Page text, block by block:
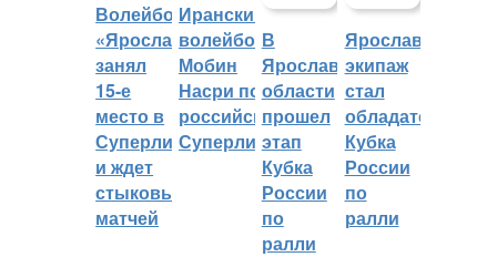
Волейбольный
«Ярославич»
занял
15-е
место в
Суперлиге
и ждет
стыковых
матчей
Иранский
волейболист
Мобин
Насри покинет
российскую
Суперлигу
В
Ярославской
области
прошел
этап
Кубка
России
по
ралли
Ярославский
экипаж
стал
обладателем
Кубка
России
по
ралли